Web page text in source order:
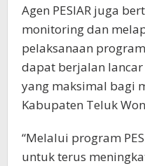
Agen PESIAR juga
monitoring dan
pelaksanaan
dapat berjalan
yang maksimal bagi
Kabupaten Teluk
“Melalui program
untuk terus